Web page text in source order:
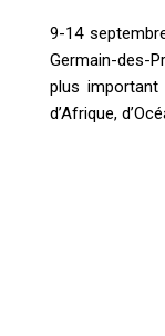
9-14
Germain-des-
plus important
d’Afrique,